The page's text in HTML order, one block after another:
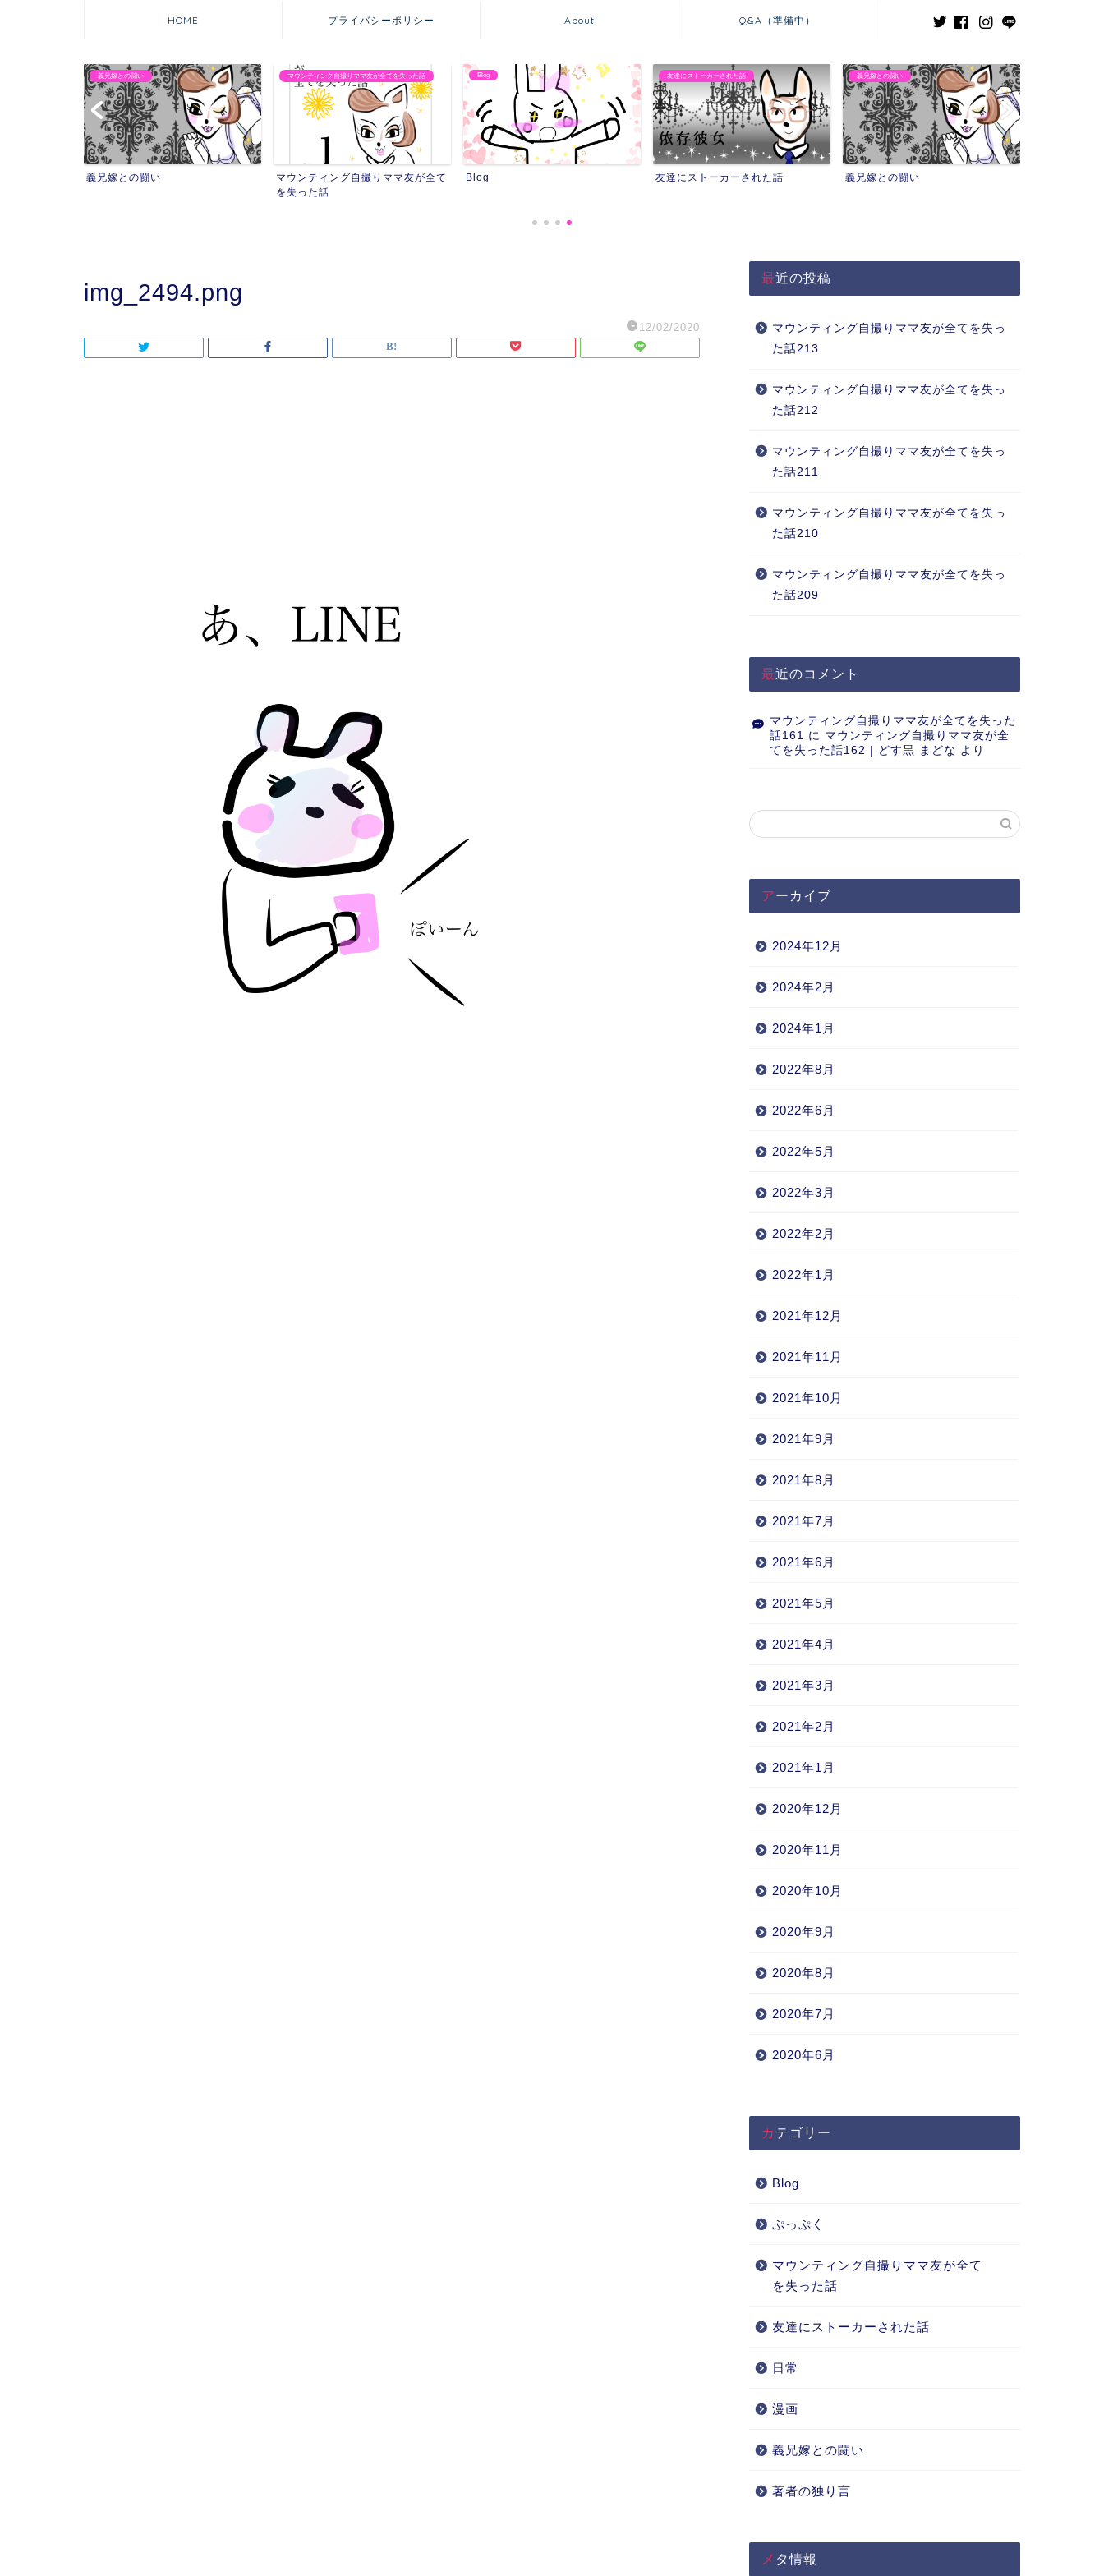
HOME プライバシーポリシー About Q&A（準備中）
義兄嫁との闘い
義兄嫁との闘い
マウンティング自撮りママ友が全てを失った話
マウンティング自撮りママ友が全て
を失った話
Blog
Blog
友達にストーカーされた話
友達にストーカーされた話
義兄嫁との闘い
義兄嫁との闘い
img_2494.png
12/02/2020
最近の投稿
マウンティング自撮りママ友が全てを失っ
た話213
マウンティング自撮りママ友が全てを失っ
た話212
マウンティング自撮りママ友が全てを失っ
た話211
マウンティング自撮りママ友が全てを失っ
た話210
マウンティング自撮りママ友が全てを失っ
た話209
最近のコメント
マウンティング自撮りママ友が全てを失った
話161 に マウンティング自撮りママ友が全
てを失った話162 | どす黒 まどな より
アーカイブ
2024年12月
2024年2月
2024年1月
2022年8月
2022年6月
2022年5月
2022年3月
2022年2月
2022年1月
2021年12月
2021年11月
2021年10月
2021年9月
2021年8月
2021年7月
2021年6月
2021年5月
2021年4月
2021年3月
2021年2月
2021年1月
2020年12月
2020年11月
2020年10月
2020年9月
2020年8月
2020年7月
2020年6月
カテゴリー
Blog
ぷっぷく
マウンティング自撮りママ友が全て
を失った話
友達にストーカーされた話
日常
漫画
義兄嫁との闘い
著者の独り言
メタ情報